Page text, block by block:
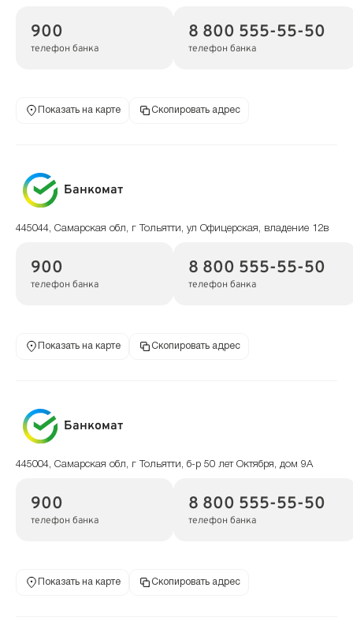
900
телефон банка
8 800 555-55-50
телефон банка
Показать на карте Скопировать адрес
Банкомат
445044, Самарская обл, г Тольятти, ул Офицерская, владение 12в
900
телефон банка
8 800 555-55-50
телефон банка
Показать на карте Скопировать адрес
Банкомат
445004, Самарская обл, г Тольятти, б-р 50 лет Октября, дом 9А
900
телефон банка
8 800 555-55-50
телефон банка
Показать на карте Скопировать адрес